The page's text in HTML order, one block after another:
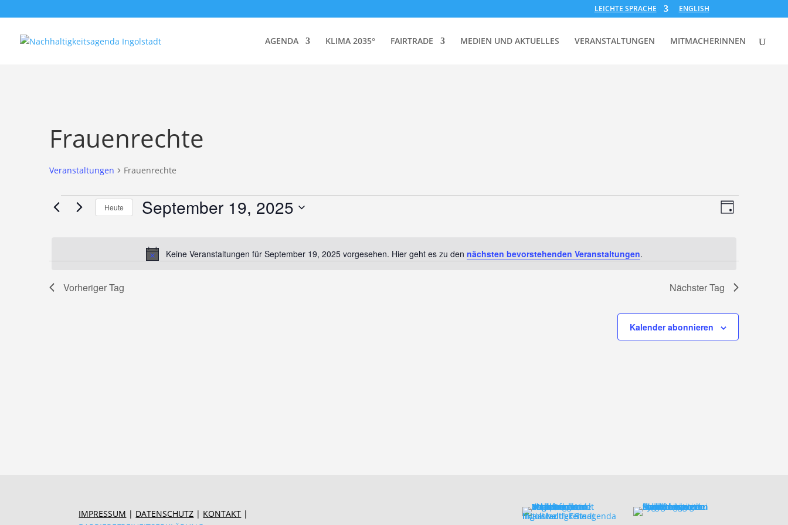
LEICHTE SPRACHE ENGLISH
AGENDA KLIMA 2035° FAIRTRADE MEDIEN UND AKTUELLES VERANSTALTUNGEN MITMACHERINNEN
Frauenrechte
Veranstaltungen Frauenrechte
Veranstaltungen
für
2025 Hinweis
Keine Veranstaltungen für September 19, 2025 vorgesehen. Hier geht es zu den nächsten bevorstehenden Veranstaltungen.
Tag
Heute September 19, 2025
Vorheriger Tag Nächster Tag
Kalender abonnieren
IMPRESSUM | DATENSCHUTZ | KONTAKT |